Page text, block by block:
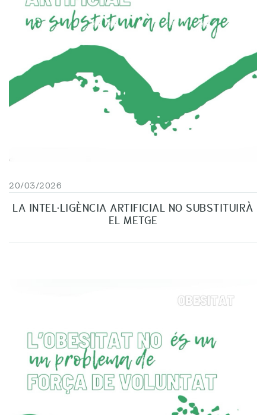
20/03/2026
LA INTEL·LIGÈNCIA ARTIFICIAL NO SUBSTITUIRÀ
EL METGE